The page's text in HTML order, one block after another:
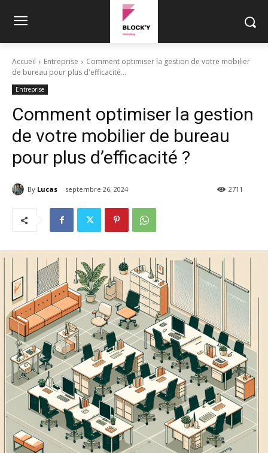
Accueil Entreprise
Comment optimiser la gestion de votre mobilier
de bureau pour plus d'efficacité...
Entreprise
Comment optimiser la gestion
de votre mobilier de bureau
pour plus d’efficacité ?
By Lucas septembre 26, 2024 2711